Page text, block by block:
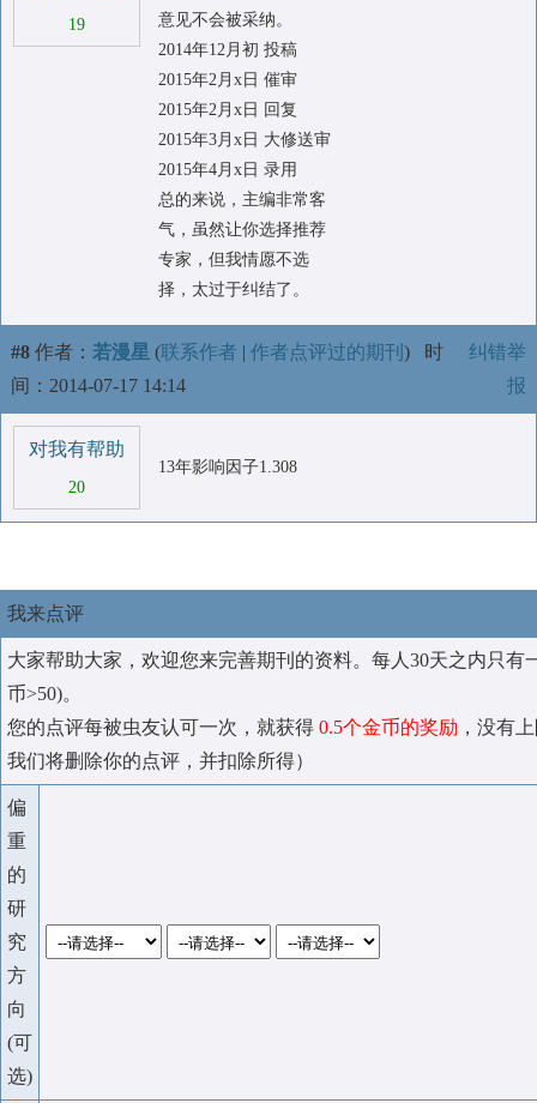
19
意见不会被采纳。
2014年12月初 投稿
2015年2月x日 催审
2015年2月x日 回复
2015年3月x日 大修送审
2015年4月x日 录用
总的来说，主编非常客
气，虽然让你选择推荐
专家，但我情愿不选
择，太过于纠结了。
#8 作者： 若漫星 (联系作者 | 作者点评过的期刊 ) 时
间：2014-07-17 14:14
纠错举
报
对我有帮助
20
13年影响因子1.308
我来点评
大家帮助大家，欢迎您来完善期刊的资料。每人30天之内只有
币>50)。
您的点评每被虫友认可一次，就获得 0.5个金币的奖励 ，没有
我们将删除你的点评，并扣除所得）
偏
重
的
研
究
方
向
(可
选)